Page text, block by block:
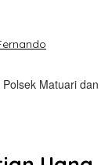
Matuari dan